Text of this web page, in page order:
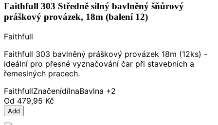
Faithfull 303 Středně silný bavlněný šňůrový
práškový provázek, 18m (balení 12)
Faithfull
Faithfull 303 bavlněný práškový provázek 18m (12ks) -
ideální pro přesné vyznačování čar při stavebních a
řemeslných pracech.
FaithfullZnačenídílnaBavlna +2
Od 479,95 Kč
Add